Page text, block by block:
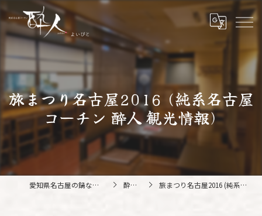
旅まつり名古屋2016 (純系名古屋
コーチン 酔人 観光情報)
愛知県名古屋の鍋なら純系名古屋コーチン 酔人 酔人ブログ 旅まつり名古屋2016 (純系名古屋コーチン 酔人 観光情報)